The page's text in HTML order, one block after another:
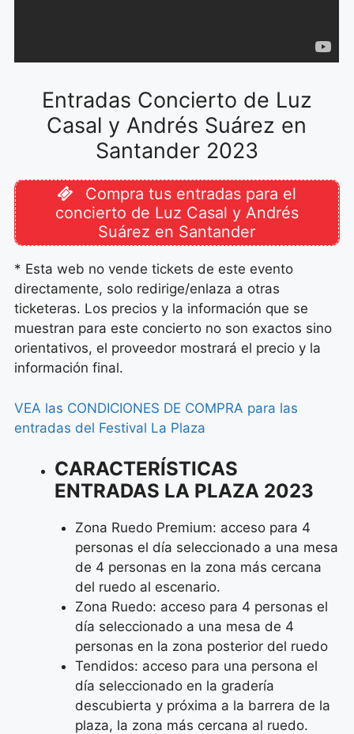
Entradas Concierto de Luz
Casal y Andrés Suárez en
Santander 2023
Compra tus entradas para el
concierto de Luz Casal y Andrés
Suárez en Santander
* Esta web no vende tickets de este evento
directamente, solo redirige/enlaza a otras
ticketeras. Los precios y la información que se
muestran para este concierto no son exactos sino
orientativos, el proveedor mostrará el precio y la
información final.
VEA las CONDICIONES DE COMPRA para las
entradas del Festival La Plaza
CARACTERÍSTICAS
ENTRADAS LA PLAZA 2023
Zona Ruedo Premium: acceso para 4
personas el día seleccionado a una mesa
de 4 personas en la zona más cercana
del ruedo al escenario.
Zona Ruedo: acceso para 4 personas el
día seleccionado a una mesa de 4
personas en la zona posterior del ruedo
Tendidos: acceso para una persona el
día seleccionado en la gradería
descubierta y próxima a la barrera de la
plaza, la zona más cercana al ruedo.